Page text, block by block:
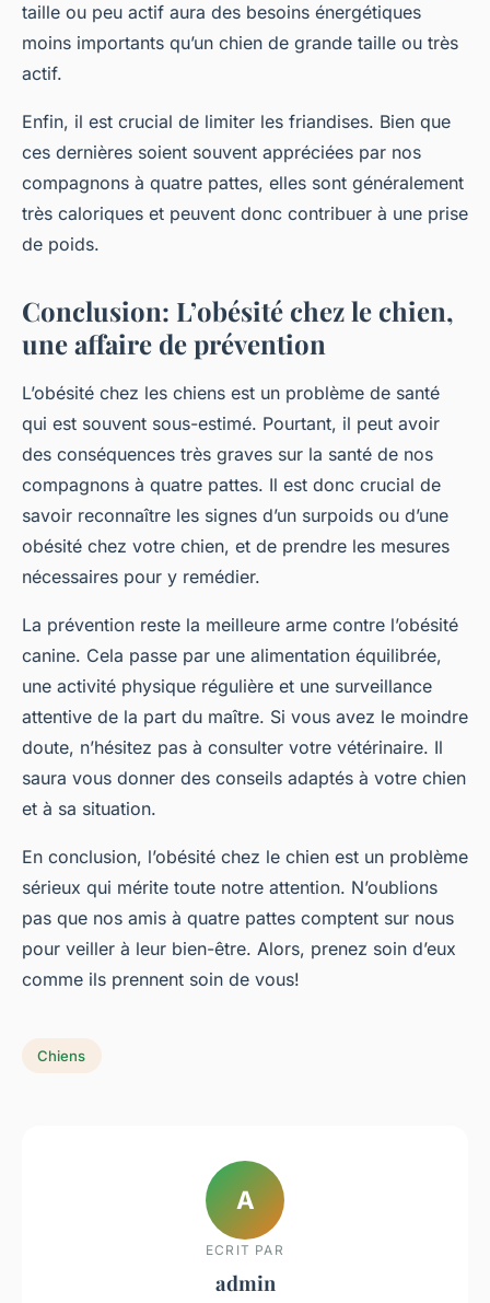
taille ou peu actif aura des besoins énergétiques
moins importants qu’un chien de grande taille ou très
actif.
Enfin, il est crucial de limiter les friandises. Bien que
ces dernières soient souvent appréciées par nos
compagnons à quatre pattes, elles sont généralement
très caloriques et peuvent donc contribuer à une prise
de poids.
Conclusion: L’obésité chez le chien,
une affaire de prévention
L’obésité chez les chiens est un problème de santé
qui est souvent sous-estimé. Pourtant, il peut avoir
des conséquences très graves sur la santé de nos
compagnons à quatre pattes. Il est donc crucial de
savoir reconnaître les signes d’un surpoids ou d’une
obésité chez votre chien, et de prendre les mesures
nécessaires pour y remédier.
La prévention reste la meilleure arme contre l’obésité
canine. Cela passe par une alimentation équilibrée,
une activité physique régulière et une surveillance
attentive de la part du maître. Si vous avez le moindre
doute, n’hésitez pas à consulter votre vétérinaire. Il
saura vous donner des conseils adaptés à votre chien
et à sa situation.
En conclusion, l’obésité chez le chien est un problème
sérieux qui mérite toute notre attention. N’oublions
pas que nos amis à quatre pattes comptent sur nous
pour veiller à leur bien-être. Alors, prenez soin d’eux
comme ils prennent soin de vous!
Chiens
A
ECRIT PAR
admin